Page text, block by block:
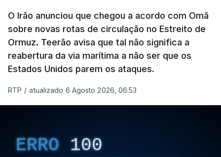
O Irão anunciou que chegou a acordo com Omã
sobre novas rotas de circulação no Estreito de
Ormuz. Teerão avisa que tal não significa a
reabertura da via marítima a não ser que os
Estados Unidos parem os ataques.
RTP / atualizado 6 Agosto 2026, 06:53
ERRO 100